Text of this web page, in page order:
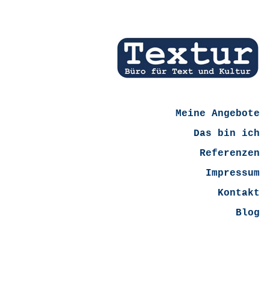
Meine Angebote
Das bin ich
Referenzen
Impressum
Kontakt
Blog